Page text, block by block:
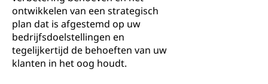
ontwikkelen van een strategisch
plan dat is afgestemd op uw
bedrijfsdoelstellingen en
tegelijkertijd de behoeften van uw
klanten in het oog houdt.